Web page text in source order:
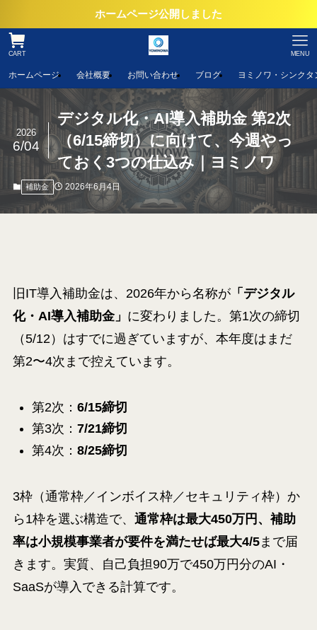
ホームページ公開しました
CART MENU
ホームページ 会社概要 お問い合わせ ブログ ヨミノワ・シンクタ
デジタル化・AI導入補助金 第2次
（6/15締切）に向けて、今週やっ
ておく3つの仕込み｜ヨミノワ
2026
6/04
補助金 2026年6月4日
旧IT導入補助金は、2026年から名称が「デジタル
化・AI導入補助金」 に変わりました。第1次の締切
（5/12）はすでに過ぎていますが、本年度はまだ
第2〜4次まで控えています。
第2次： 6/15締切
第3次： 7/21締切
第4次： 8/25締切
3枠（通常枠／インボイス枠／セキュリティ枠）か
ら1枠を選ぶ構造で、 通常枠は最大450万円、補助
率は小規模事業者が要件を満たせば最大4/5まで届
きます。実質、自己負担90万で450万円分のAI・
SaaSが導入できる計算です。